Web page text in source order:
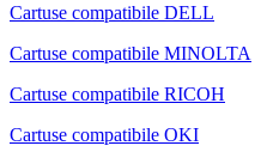
Cartuse compatibile DELL
Cartuse compatibile MINOLTA
Cartuse compatibile RICOH
Cartuse compatibile OKI